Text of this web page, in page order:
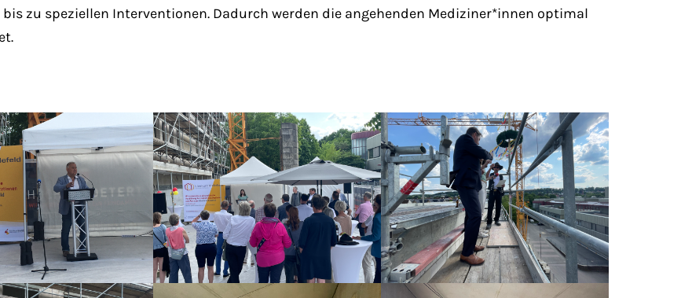
zu speziellen Interventionen. Dadurch werden die angehenden Mediziner*innen optimal